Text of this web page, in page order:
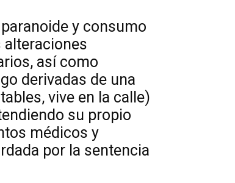
y consumo
alteraciones
así como
derivadas de una
vive en la calle)
su propio
médicos y
por la sentencia